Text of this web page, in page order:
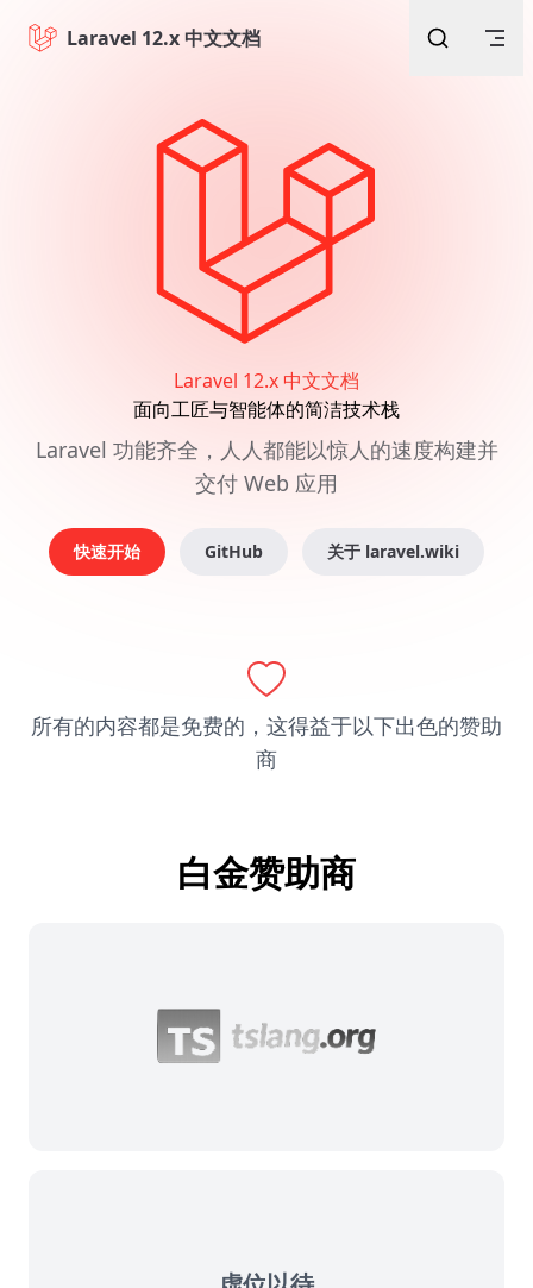
Skip to content
Laravel 12.x 中文文档
Laravel 12.x 中文文档
面向工匠与智能体的简洁技术栈
Laravel 功能齐全，人人都能以惊人的速度构建并
交付 Web 应用
快速开始 GitHub 关于 laravel.wiki
所有的内容都是免费的，这得益于以下出色的赞助
商
白金赞助商